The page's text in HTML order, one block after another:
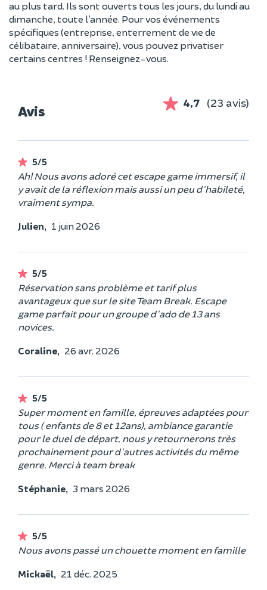
au plus tard. Ils sont ouverts tous les jours, du lundi au
dimanche, toute l’année. Pour vos événements
spécifiques (entreprise, enterrement de vie de
célibataire, anniversaire), vous pouvez privatiser
certains centres ! Renseignez-vous.
4,7 (23 avis)
Avis
5/5
Ah! Nous avons adoré cet escape game immersif, il
y avait de la réflexion mais aussi un peu d'habileté,
vraiment sympa.
Julien, 1 juin 2026
5/5
Réservation sans problème et tarif plus
avantageux que sur le site Team Break. Escape
game parfait pour un groupe d'ado de 13 ans
novices.
Coraline, 26 avr. 2026
5/5
Super moment en famille, épreuves adaptées pour
tous ( enfants de 8 et 12ans), ambiance garantie
pour le duel de départ, nous y retournerons très
prochainement pour d'autres activités du même
genre. Merci à team break
Stéphanie, 3 mars 2026
5/5
Nous avons passé un chouette moment en famille
Mickaël, 21 déc. 2025